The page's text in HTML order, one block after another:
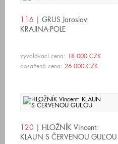
116 | GRUS Jaroslav:
KRAJINA-POLE
vyvolávací cena: 18 000 CZK
dosažená cena: 26 000 CZK
120 | HLOŽNÍK Vincent:
KLAUN S ČERVENOU GUĽOU